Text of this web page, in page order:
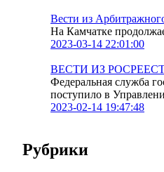
Вести из
На Камчатке
2023-03-14 22:01:00
ВЕСТИ ИЗ
Федеральная служба
поступило в
2023-02-14 19:47:48
Рубрики